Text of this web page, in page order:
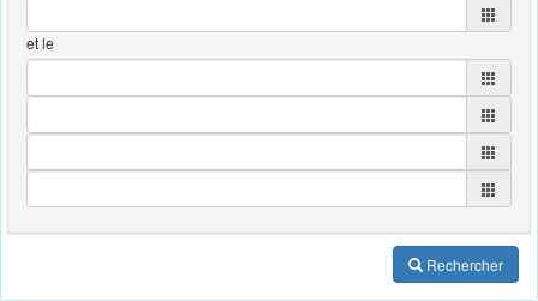
et le
Rechercher